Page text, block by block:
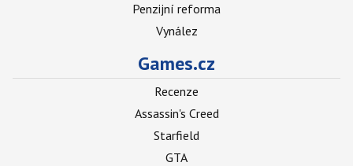
Penzijní reforma
Vynález
Games.cz
Recenze
Assassin's Creed
Starfield
GTA